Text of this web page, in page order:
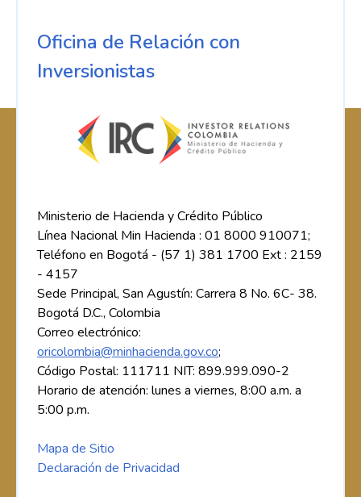
Oficina de Relación con
Inversionistas
Ministerio de Hacienda y Crédito Público
Línea Nacional Min Hacienda : 01 8000 910071;
Teléfono en Bogotá - (57 1) 381 1700 Ext : 2159
- 4157
Sede Principal, San Agustín: Carrera 8 No. 6C- 38.
Bogotá D.C., Colombia
Correo electrónico:
oricolombia@minhacienda.gov.co;
Código Postal: 111711 NIT: 899.999.090-2
Horario de atención: lunes a viernes, 8:00 a.m. a
5:00 p.m.
Mapa de Sitio
Declaración de Privacidad